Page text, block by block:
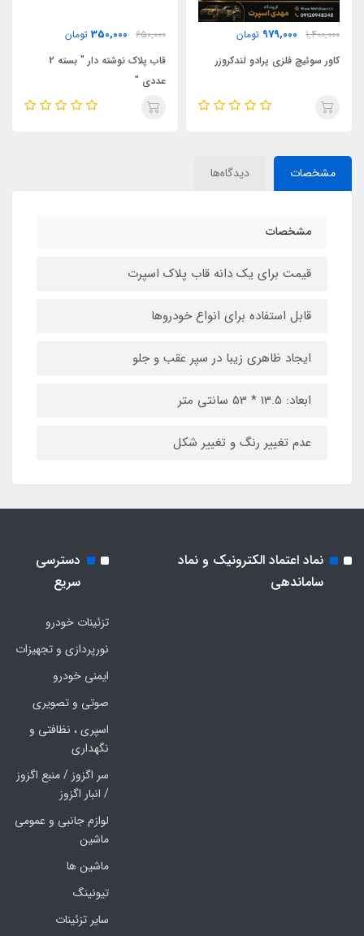
650,000
350,000 تومان
قاب پلاک نوشته دار " بسته 2
1,570,000
1,350,000 تومان
جاموبایلی G921
مشخصات دیدگاه‌ها
مشخصات
قیمت برای یک دانه قاب پلاک اسپرت
قابل استفاده برای انواع خودروها
ایجاد ظاهری زیبا در سپر عقب و جلو
ابعاد: 13.5 * 53 سانتی‌ متر
عدم تغییر رنگ و تغییر شکل
نماد اعتماد الکترونیک و نماد
ساماندهی
دسترسی
سریع
تزئینات خودرو
نورپردازی و تجهیزات
ایمنی خودرو
صوتی و تصویری
اسپری ، نظافتی و
نگهداری
سر اگزوز / منبع اگزوز
/ انبار اگزوز
لوازم جانبی و عمومی
ماشین
ماشین ها
تیونینگ
سایر تزئینات